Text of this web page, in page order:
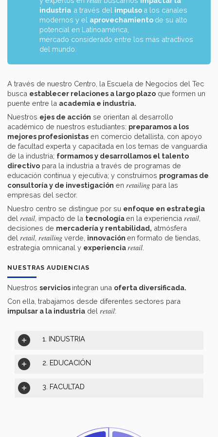
industria a través del impulso a los canales
modernos y el aprovechamiento de su alto
potencial en Latinoamérica,
mercado considerado entre los más atractivos
del mundo.
A través de nuestro Centro, la Escuela de Negocios del Tec
busca establecer relaciones a largo plazo que formen un
puente entre la academia e industria.
Nuestros ejes de acción se orientan al desarrollo
académico de nuestros estudiantes: preparamos a los
mejores profesionistas en comercio detallista, con apoyo
de facultad experta y capacitada en los temas de vanguardia
de la industria; formamos y desarrollamos el talento
directivo para la industria a través de programas de
educación continua y ejecutiva; y construimos programas de
consultoría y de investigación en retailing para las
empresas del sector.
Nuestro centro se distingue por su enfoque en estrategia
del retail , impacto de la tecnologíaen la experiencia retail
decisiones de mercadería y rentabilidad, atmósfera
del retail retailing verde, innovación en formato de tiendas,
estrategia omnicanal y experiencia retail
NUESTRAS AUDIENCIAS
Nuestros servicios integran una oferta diversificada.
Con ella, trabajamos desde diferentes sectores para
impulsar a la industria del retail:
1. INDUSTRIA
2. EDUCACIÓN
3. FACULTAD